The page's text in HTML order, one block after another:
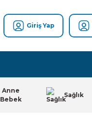
Giriş Yap
Anne
Bebek
Sağlık